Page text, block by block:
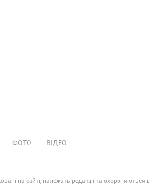
ФОТО ВІДЕО
на сайті, належать редакції та охороняються